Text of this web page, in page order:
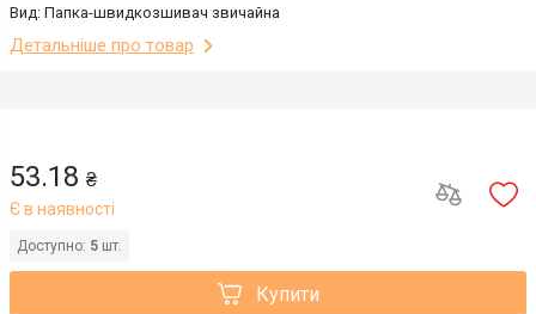
Вид: Папка-швидкозшивач звичайна
Детальніше про товар
53.18 ₴
Є в наявності
Доступно: 5 шт.
Купити